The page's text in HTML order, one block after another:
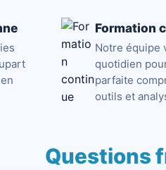
Formation
Notre équipe
quotidien
parfaite
outils et
Questions